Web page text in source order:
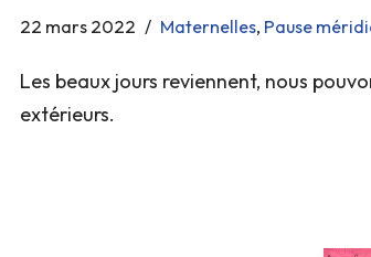
22 mars 2022 Maternelles, Pause
Les beaux jours reviennent, nous
extérieurs.